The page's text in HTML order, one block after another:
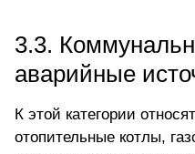
3.3.
аварийные
К этой категории
отопительные котлы,